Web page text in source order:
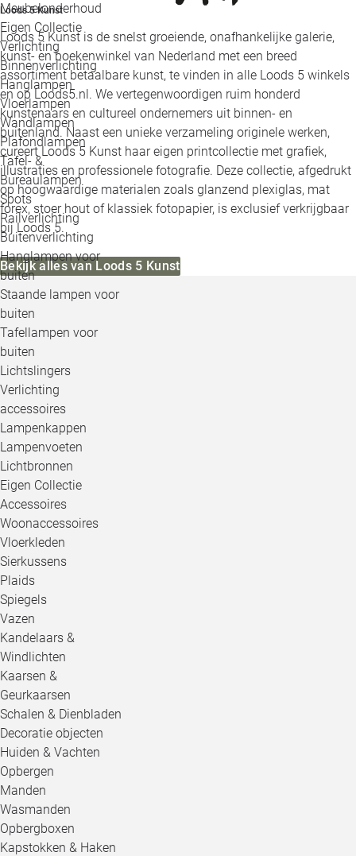
Meubelonderhoud
Eigen Collectie
Verlichting
Binnenverlichting
Hanglampen
Vloerlampen
Wandlampen
Plafondlampen
Tafel- &
Bureaulampen
Spots
Railverlichting
Buitenverlichting
Hanglampen voor
buiten
Staande lampen voor
buiten
Tafellampen voor
buiten
Lichtslingers
Verlichting
accessoires
Lampenkappen
Lampenvoeten
Lichtbronnen
Eigen Collectie
Accessoires
Woonaccessoires
Vloerkleden
Sierkussens
Plaids
Spiegels
Vazen
Kandelaars &
Windlichten
Kaarsen &
Geurkaarsen
Schalen & Dienbladen
Decoratie objecten
Huiden & Vachten
Opbergen
Manden
Wasmanden
Opbergboxen
Kapstokken & Haken
Loods 5 Kunst
Loods 5 Kunst is de snelst groeiende, onafhankelijke galerie,
kunst- en boekenwinkel van Nederland met een breed
assortiment betaalbare kunst, te vinden in alle Loods 5 winkels
en op Loods5.nl. We vertegenwoordigen ruim honderd
kunstenaars en cultureel ondernemers uit binnen- en
buitenland. Naast een unieke verzameling originele werken,
cureert Loods 5 Kunst haar eigen printcollectie met grafiek,
illustraties en professionele fotografie. Deze collectie, afgedrukt
op hoogwaardige materialen zoals glanzend plexiglas, mat
forex, stoer hout of klassiek fotopapier, is exclusief verkrijgbaar
bij Loods 5.
Bekijk alles van Loods 5 Kunst